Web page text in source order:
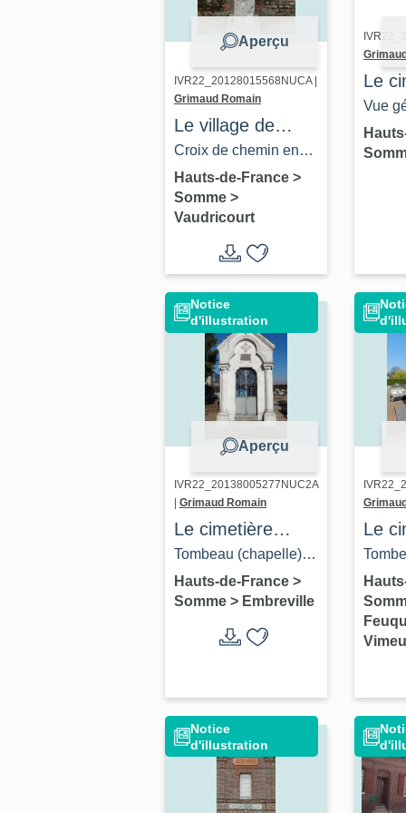
Aperçu
IVR22_20128015568NUCA |
Grimaud Romain
Le village de
Vaudricourt
Croix de chemin en
grès (vestiges), rue
Curie.
Hauts-de-France >
Somme >
Vaudricourt
Le
Vue
la rue
Notice
d'illustration
Aperçu
IVR22_20138005277NUC2A
Grimaud Romain
Le cimetière
communal
d'Embreville
Tombeau (chapelle)
de la veuve Dohen,
donatrice terrain sur
lequel est établi le
Hauts-de-France >
Somme > Embreville
Le
Vimeu
Notice
d'illustration